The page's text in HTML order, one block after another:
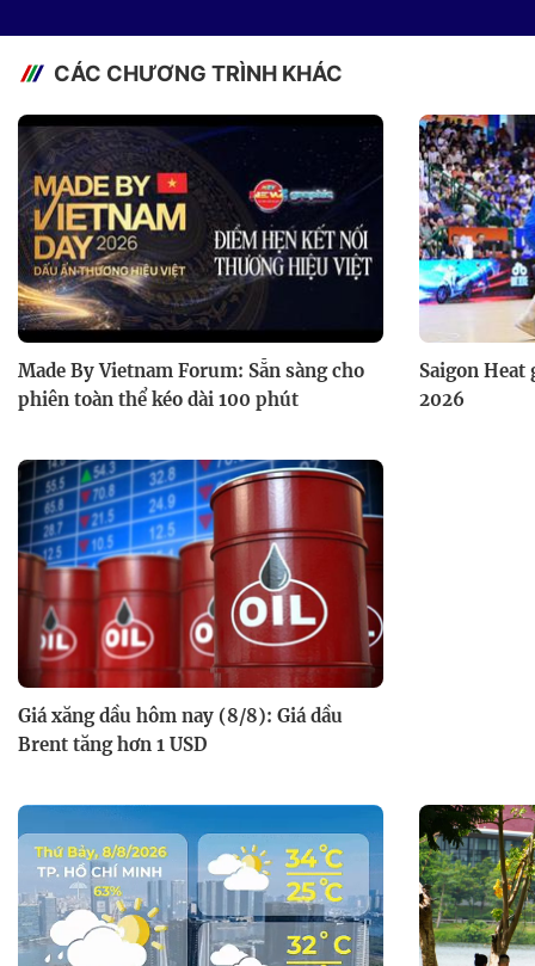
CÁC CHƯƠNG TRÌNH KHÁC
Made By Vietnam Forum: Sẵn sàng cho
phiên toàn thể kéo dài 100 phút
Saigon
2026
Giá xăng dầu hôm nay (8/8): Giá dầu
Brent tăng hơn 1 USD